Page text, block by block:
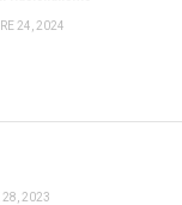
24, 2024
28, 2023